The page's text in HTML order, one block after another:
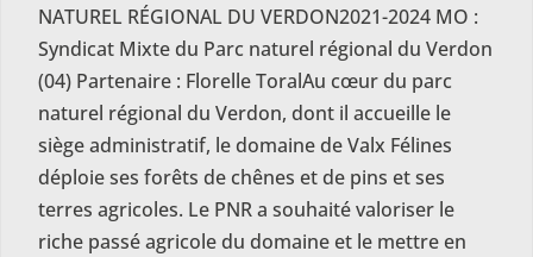
NATUREL RÉGIONAL DU VERDON2021-2024 MO :
Syndicat Mixte du Parc naturel régional du Verdon
(04) Partenaire : Florelle ToralAu cœur du parc
naturel régional du Verdon, dont il accueille le
siège administratif, le domaine de Valx Félines
déploie ses forêts de chênes et de pins et ses
terres agricoles. Le PNR a souhaité valoriser le
riche passé agricole du domaine et le mettre en